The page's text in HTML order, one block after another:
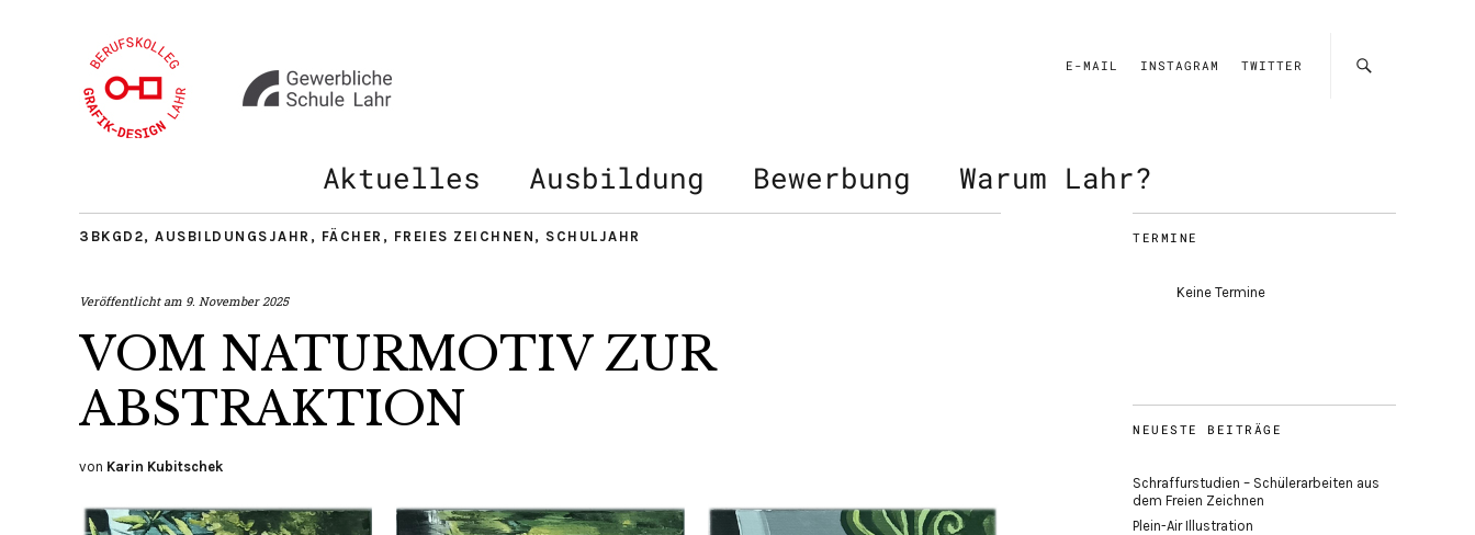
E-MAIL INSTAGRAM TWITTER
Aktuelles Ausbildung Bewerbung Warum Lahr?
3BKGD2, AUSBILDUNGSJAHR , FÄCHER , FREIES ZEICHNEN , SCHULJAHR
Veröffentlicht am 9. November 2025
VOM NATURMOTIV ZUR
ABSTRAKTION
von Karin Kubitschek
TERMINE
Keine Termine
NEUESTE BEITRÄGE
Schraffurstudien – Schülerarbeiten aus
dem Freien Zeichnen
Plein-Air Illustration